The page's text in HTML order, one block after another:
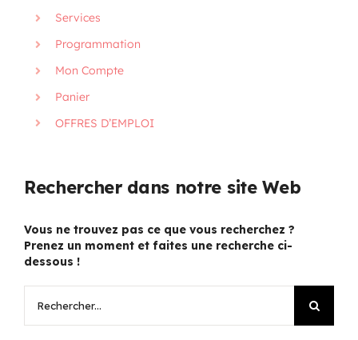
Services
Programmation
Mon Compte
Panier
OFFRES D’EMPLOI
Rechercher dans notre site Web
Vous ne trouvez pas ce que vous recherchez ?
Prenez un moment et faites une recherche ci-
dessous !